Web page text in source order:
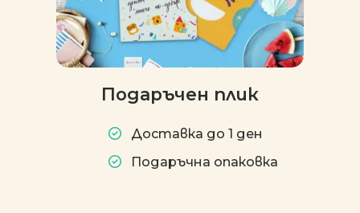
Подаръчен плик
Доставка до 1 ден
Подаръчна опаковка